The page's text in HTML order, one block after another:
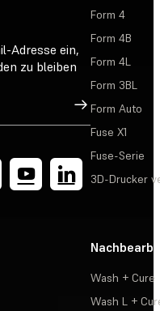
Adresse ein,
zu bleiben
Registrieren
Form 4
Form 4B
Form 4L
Form 3BL
Form Auto
Fuse X1
Fuse-Serie
3D-Drucker
Wash + Cure
Wash L +